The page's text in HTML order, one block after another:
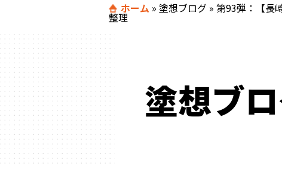
ホーム » 塗想ブログ » 第93弾：【長
整理
塗想ブ